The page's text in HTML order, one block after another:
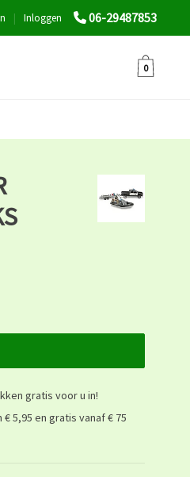
06-29487853
Inloggen
|
0
gratis voor u in!
5,95 en gratis vanaf € 75